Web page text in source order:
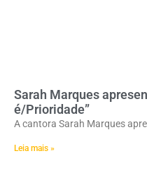
Sarah Marques
é/Prioridade”
A cantora Sarah Marques
Leia mais »